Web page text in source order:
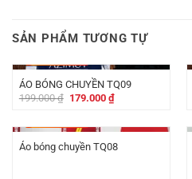
SẢN PHẨM TƯƠNG TỰ
ÁO BÓNG CHUYỀN TQ09
199.000₫ Giá
199.000 ₫.
179.000 ₫Giá
hiện
là:
179.000 ₫.
Áo bóng chuyền TQ08